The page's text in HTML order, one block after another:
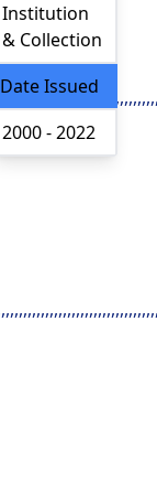
Institution
& Collection
Date Issued
2000 - 2022